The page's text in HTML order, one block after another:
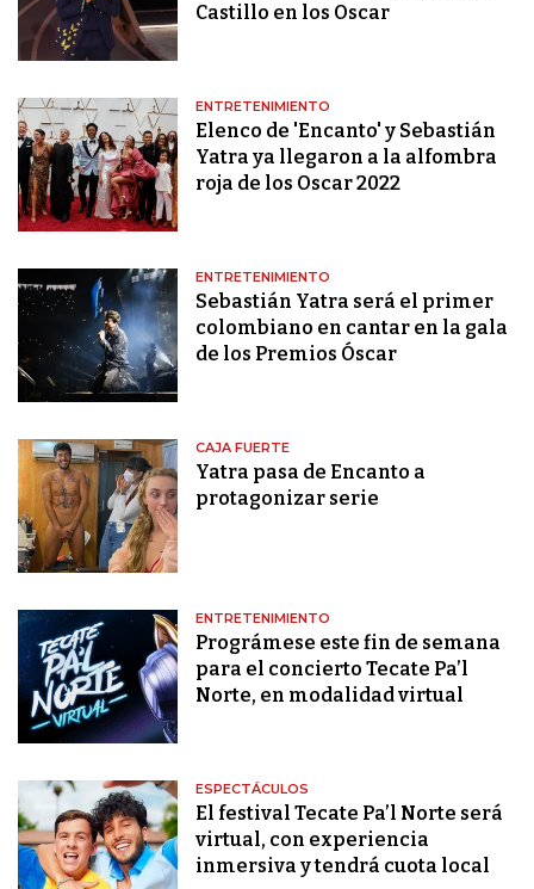
Castillo en los Oscar
ENTRETENIMIENTO
Elenco de 'Encanto' y Sebastián
Yatra ya llegaron a la alfombra
roja de los Oscar 2022
ENTRETENIMIENTO
Sebastián Yatra será el primer
colombiano en cantar en la gala
de los Premios Óscar
CAJA FUERTE
Yatra pasa de Encanto a
protagonizar serie
ENTRETENIMIENTO
Prográmese este fin de semana
para el concierto Tecate Pa’l
Norte, en modalidad virtual
ESPECTÁCULOS
El festival Tecate Pa’l Norte será
virtual, con experiencia
inmersiva y tendrá cuota local